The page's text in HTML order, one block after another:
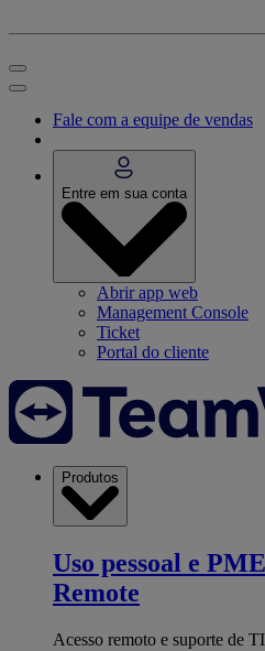
Fale com a equipe de vendas
Entre em sua conta
Abrir app web
Management Console
Ticket
Portal do cliente
Produtos
Uso pessoal e
Remote
Acesso remoto e suporte de